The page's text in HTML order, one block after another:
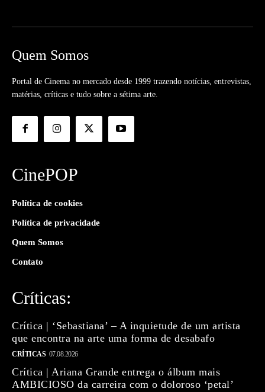
Quem Somos
Portal de Cinema no mercado desde 1999 trazendo notícias, entrevistas,
matérias, críticas e tudo sobre a sétima arte.
CinePOP
Política de cookies
Política de privacidade
Quem Somos
Contato
Críticas:
Crítica | ‘Sebastiana’ – A inquietude de um artista
que encontra na arte uma forma de desabafo
CRÍTICAS 07.08.2026
Crítica | Ariana Grande entrega o álbum mais
AMBICIOSO da carreira com o doloroso ‘petal’